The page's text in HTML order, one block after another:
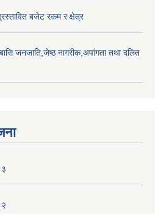
बजेट रकम र क्षेत्र
जनजाति,जेष्ठ नागरीक,अपांगता तथा दलित